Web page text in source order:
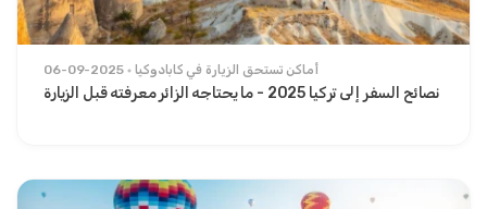
06-09-2025 أماكن تستحق الزيارة في كابادوكيا
نصائح السفر إلى تركيا 2025 - ما يحتاجه الزائر معرفته قبل الزيارة